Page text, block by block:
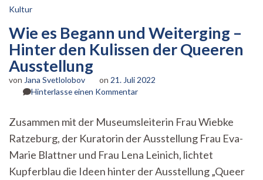
Kultur
Wie es Begann und Weiterging –
Hinter den Kulissen der Queeren
Ausstellung
von Jana Svetlolobov on 21. Juli 2022
Hinterlasse einen Kommentarzu
Begann
und
Weiterging
–
Hinter
Zusammen mit der Museumsleiterin Frau Wiebke
Ratzeburg, der Kuratorin der Ausstellung Frau Eva-
Marie Blattner und Frau Lena Leinich, lichtet
Kupferblau die Ideen hinter der Ausstellung „Queer